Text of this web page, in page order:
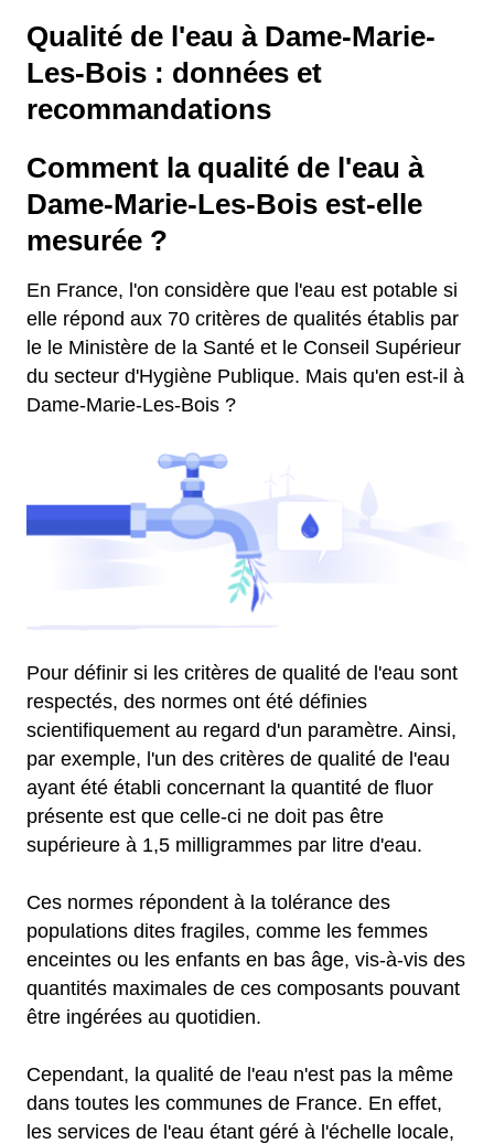
Qualité de l'eau à Dame-Marie-
Les-Bois : données et
recommandations
Comment la qualité de l'eau à
Dame-Marie-Les-Bois est-elle
mesurée ?
En France, l'on considère que l'eau est potable si
elle répond aux 70 critères de qualités établis par
le le Ministère de la Santé et le Conseil Supérieur
du secteur d'Hygiène Publique. Mais qu'en est-il à
Dame-Marie-Les-Bois ?
Pour définir si les critères de qualité de l'eau sont
respectés, des normes ont été définies
scientifiquement au regard d'un paramètre. Ainsi,
par exemple, l'un des critères de qualité de l'eau
ayant été établi concernant la quantité de fluor
présente est que celle-ci ne doit pas être
supérieure à 1,5 milligrammes par litre d'eau.
Ces normes répondent à la tolérance des
populations dites fragiles, comme les femmes
enceintes ou les enfants en bas âge, vis-à-vis des
quantités maximales de ces composants pouvant
être ingérées au quotidien.
Cependant, la qualité de l'eau n'est pas la même
dans toutes les communes de France. En effet,
les services de l'eau étant géré à l'échelle locale,